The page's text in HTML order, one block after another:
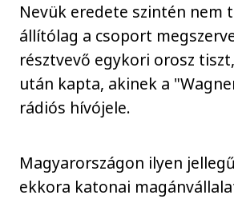
Nevük eredete szintén nem
állítólag a csoport
résztvevő egykori orosz tiszt,
után kapta, akinek a
rádiós hívójele.
Magyarországon ilyen
ekkora katonai